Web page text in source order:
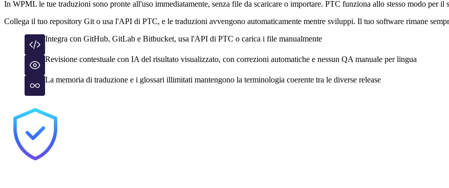
In WPML le tue traduzioni sono pronte all'uso immediatamente, senza file da scaricare o importare. PTC funziona allo stesso modo per il
Collega il tuo repository Git o usa l'API di PTC, e le traduzioni avvengono automaticamente mentre sviluppi. Il tuo software rimane
Integra con GitHub, GitLab e Bitbucket, usa l'API di PTC o carica i file manualmente
Revisione contestuale con IA del risultato visualizzato, con correzioni automatiche e nessun QA manuale per lingua
La memoria di traduzione e i glossari illimitati mantengono la terminologia coerente tra le diverse release